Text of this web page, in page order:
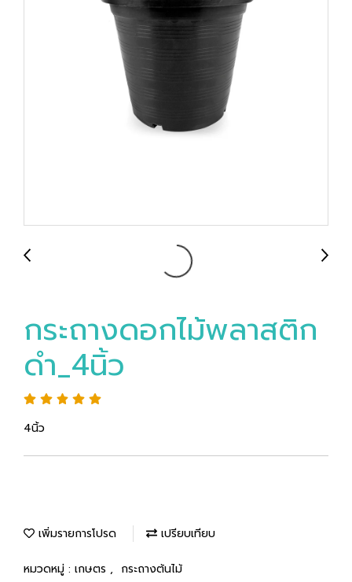
กระถางดอกไม้พลาสติก
ดำ_4นิ้ว
4นิ้ว
เพิ่มรายการโปรด เปรียบเทียบ
หมวดหมู่ : เกษตร , กระถางต้นไม้